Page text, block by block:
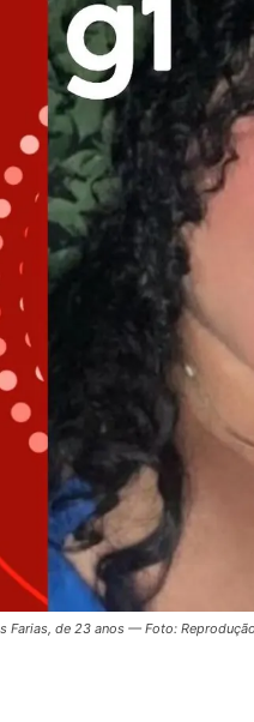
Farias, de 23 anos — Foto: Reprodução